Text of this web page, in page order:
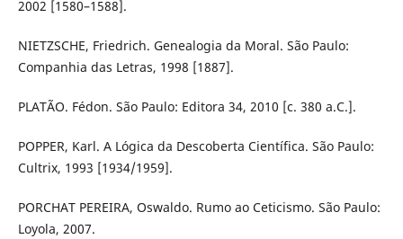
2002 [1580–1588].
NIETZSCHE, Friedrich. Genealogia da Moral. São Paulo:
Companhia das Letras, 1998 [1887].
PLATÃO. Fédon. São Paulo: Editora 34, 2010 [c. 380 a.C.].
POPPER, Karl. A Lógica da Descoberta Científica. São Paulo:
Cultrix, 1993 [1934/1959].
PORCHAT PEREIRA, Oswaldo. Rumo ao Ceticismo. São Paulo:
Loyola, 2007.